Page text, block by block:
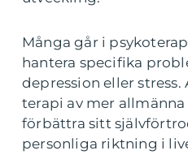
Många går i
hantera specifika
depression eller stress.
terapi av mer
förbättra sitt
personliga riktning i